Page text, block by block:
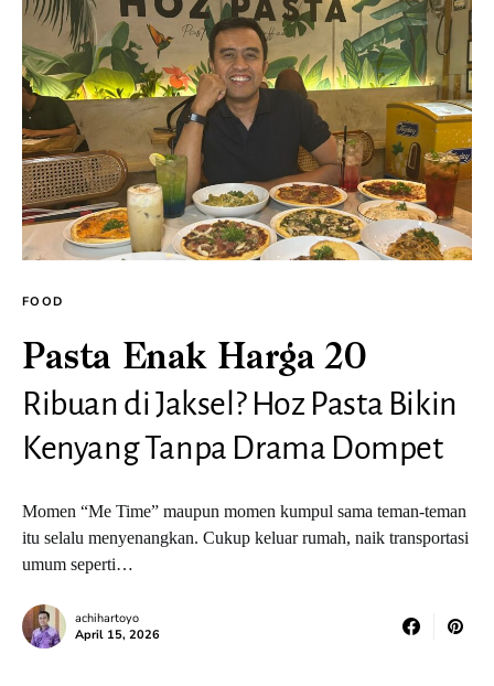
FOOD
Pasta Enak Harga 20
Ribuan di Jaksel? Hoz Pasta Bikin
Kenyang Tanpa Drama Dompet
Momen “Me Time” maupun momen kumpul sama teman-teman
itu selalu menyenangkan. Cukup keluar rumah, naik transportasi
umum seperti…
achihartoyo
April 15, 2026